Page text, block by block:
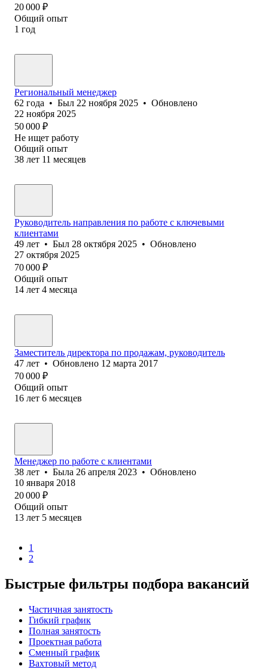
20 000 ₽
Общий опыт
1 год
Региональный менеджер
62 года • Был 22 ноября 2025 • Обновлено
22 ноября 2025
50 000 ₽
Не ищет работу
Общий опыт
38 лет 11 месяцев
Руководитель направления по работе с ключевыми
клиентами
49 лет • Был 28 октября 2025 • Обновлено
27 октября 2025
70 000 ₽
Общий опыт
14 лет 4 месяца
Заместитель директора по продажам, руководитель
47 лет • Обновлено 12 марта 2017
70 000 ₽
Общий опыт
16 лет 6 месяцев
Менеджер по работе с клиентами
38 лет • Была 26 апреля 2023 • Обновлено
10 января 2018
20 000 ₽
Общий опыт
13 лет 5 месяцев
1
2
Быстрые фильтры подбора вакансий
Частичная занятость
Гибкий график
Полная занятость
Проектная работа
Сменный график
Вахтовый метод